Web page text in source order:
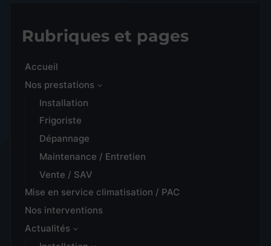
Rubriques et pages
Accueil
Nos prestations
Installation
Frigoriste
Dépannage
Maintenance / Entretien
Vente / SAV
Mise en service climatisation / PAC
Nos interventions
Actualités